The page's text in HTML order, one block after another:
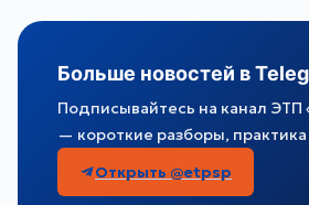
Больше новостей в
Подписывайтесь на канал ЭТП
— короткие разборы,
Открыть @etpsp